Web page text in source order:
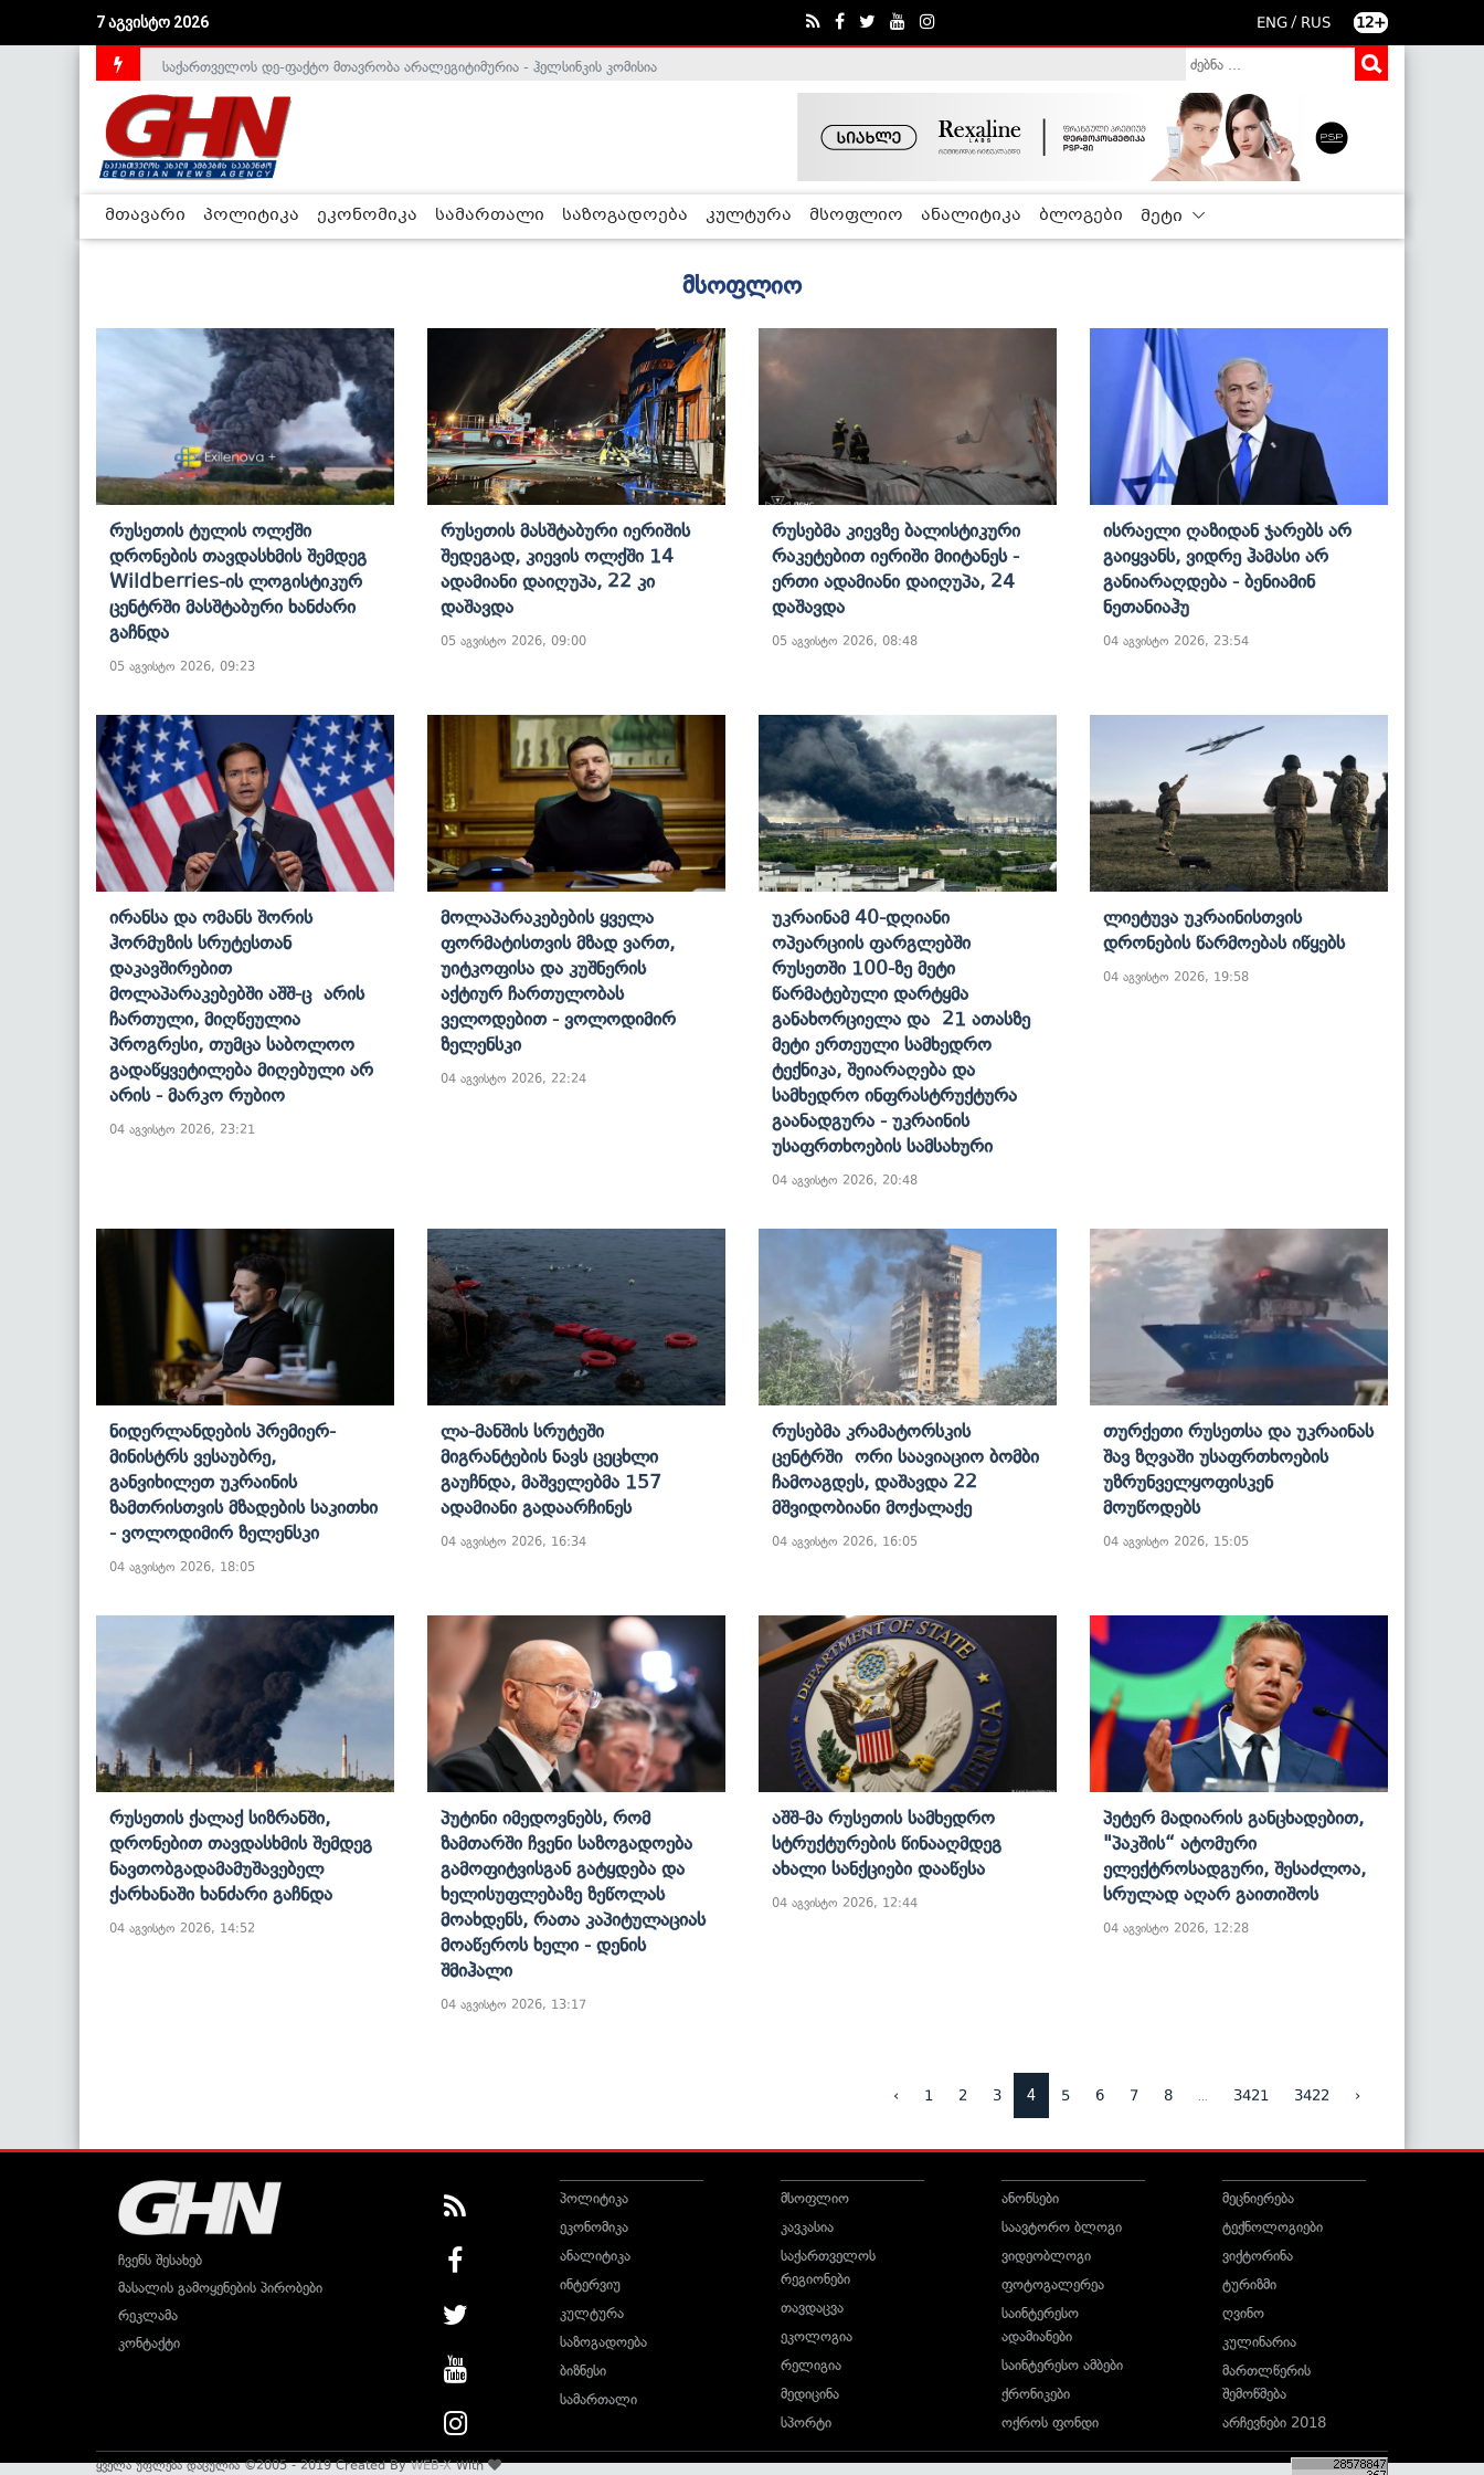
7 აგვისტო 2026 ENG / RUS 12+
საქართველოს დე-ფაქტო მთავრობა არალეგიტიმურია - ჰელსინკის კომისია
მთავარი პოლიტიკა ეკონომიკა სამართალი საზოგადოება კულტურა მსოფლიო ანალიტიკა ბლოგები მეტი
მსოფლიო
Რუსეთის Ტულის Ოლქში
Დრონების Თავდასხმის Შემდეგ
Wildberries-Ის Ლოგისტიკურ
Ცენტრში Მასშტაბური Ხანძარი
Გაჩნდა
05 აგვისტო 2026, 09:23
Რუსეთის Მასშტაბური Იერიშის
Შედეგად, Კიევის Ოლქში 14
Ადამიანი Დაიღუპა, 22 Კი
Დაშავდა
05 აგვისტო 2026, 09:00
Რუსებმა Კიევზე Ბალისტიკური
Რაკეტებით Იერიში Მიიტანეს -
Ერთი Ადამიანი Დაიღუპა, 24
Დაშავდა
05 აგვისტო 2026, 08:48
Ისრაელი Ღაზიდან Ჯარებს Არ
Გაიყვანს, Ვიდრე Ჰამასი Არ
Განიარაღდება - Ბენიამინ
Ნეთანიაჰუ
04 აგვისტო 2026, 23:54
Ირანსა Და Ომანს Შორის
Ჰორმუზის Სრუტესთან
Დაკავშირებით
Მოლაპარაკებებში Აშშ-Ც Არის
Ჩართული, Მიღწეულია
Პროგრესი, Თუმცა Საბოლოო
Გადაწყვეტილება Მიღებული Არ
Არის - Მარკო Რუბიო
04 აგვისტო 2026, 23:21
Მოლაპარაკებების Ყველა
Ფორმატისთვის Მზად Ვართ,
Უიტკოფისა Და Კუშნერის
Აქტიურ Ჩართულობას
Ველოდებით - Ვოლოდიმირ
Ზელენსკი
04 აგვისტო 2026, 22:24
Უკრაინამ 40-Დღიანი
Ოპეარციის Ფარგლებში
Რუსეთში 100-Ზე Მეტი
Წარმატებული Დარტყმა
Განახორციელა Და 21 Ათასზე
Მეტი Ერთეული Სამხედრო
Ტექნიკა, Შეიარაღება Და
Სამხედრო Ინფრასტრუქტურა
Გაანადგურა - Უკრაინის
Უსაფრთხოების Სამსახური
04 აგვისტო 2026, 20:48
Ლიეტუვა Უკრაინისთვის
Დრონების Წარმოებას Იწყებს
04 აგვისტო 2026, 19:58
Ნიდერლანდების Პრემიერ-
Მინისტრს Ვესაუბრე,
Განვიხილეთ Უკრაინის
Ზამთრისთვის Მზადების Საკითხი
- Ვოლოდიმირ Ზელენსკი
04 აგვისტო 2026, 18:05
Ლა-Მანშის Სრუტეში
Მიგრანტების Ნავს Ცეცხლი
Გაუჩნდა, Მაშველებმა 157
Ადამიანი Გადაარჩინეს
04 აგვისტო 2026, 16:34
Რუსებმა Კრამატორსკის
Ცენტრში Ორი Საავიაციო Ბომბი
Ჩამოაგდეს, Დაშავდა 22
Მშვიდობიანი Მოქალაქე
04 აგვისტო 2026, 16:05
Თურქეთი Რუსეთსა Და Უკრაინას
Შავ Ზღვაში Უსაფრთხოების
Უზრუნველყოფისკენ
Მოუწოდებს
04 აგვისტო 2026, 15:05
Რუსეთის Ქალაქ Სიზრანში,
Დრონებით Თავდასხმის Შემდეგ
Ნავთობგადამამუშავებელ
Ქარხანაში Ხანძარი Გაჩნდა
04 აგვისტო 2026, 14:52
Პუტინი Იმედოვნებს, Რომ
Ზამთარში Ჩვენი Საზოგადოება
Გამოფიტვისგან Გატყდება Და
Ხელისუფლებაზე Ზეწოლას
Მოახდენს, Რათა Კაპიტულაციას
Მოაწეროს Ხელი - Დენის
Შმიჰალი
04 აგვისტო 2026, 13:17
Აშშ-Მა Რუსეთის Სამხედრო
Სტრუქტურების Წინააღმდეგ
Ახალი Სანქციები Დააწესა
04 აგვისტო 2026, 12:44
Პეტერ Მადიარის Განცხადებით,
"პაკშის“ Ატომური
Ელექტროსადგური, Შესაძლოა,
Სრულად Აღარ Გაითიშოს
04 აგვისტო 2026, 12:28
‹ 1 2 3 4 5 6 7 8 3421 3422 ›
ჩვენს შესახებ
მასალის გამოყენების პირობები
რეკლამა
კონტაქტი
პოლიტიკა
ეკონომიკა
ანალიტიკა
ინტერვიუ
კულტურა
საზოგადოება
ბიზნესი
სამართალი
მსოფლიო
კავკასია
საქართველოს
რეგიონები
თავდაცვა
ეკოლოგია
რელიგია
მედიცინა
სპორტი
ანონსები
საავტორო ბლოგი
ვიდეობლოგი
ფოტოგალერეა
საინტერესო
ადამიანები
საინტერესო ამბები
ქრონიკები
ოქროს ფონდი
მეცნიერება
ტექნოლოგიები
ვიქტორინა
ტურიზმი
ღვინო
კულინარია
მართლწერის
შემოწმება
არჩევნები 2018
ყველა უფლება დაცულია ©2005 - 2019 Created ByWEB-XWith